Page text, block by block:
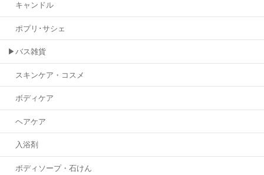
キャンドル
ポプリ･サシェ
▶バス雑貨
スキンケア・コスメ
ボディケア
ヘアケア
入浴剤
ボディソープ・石けん